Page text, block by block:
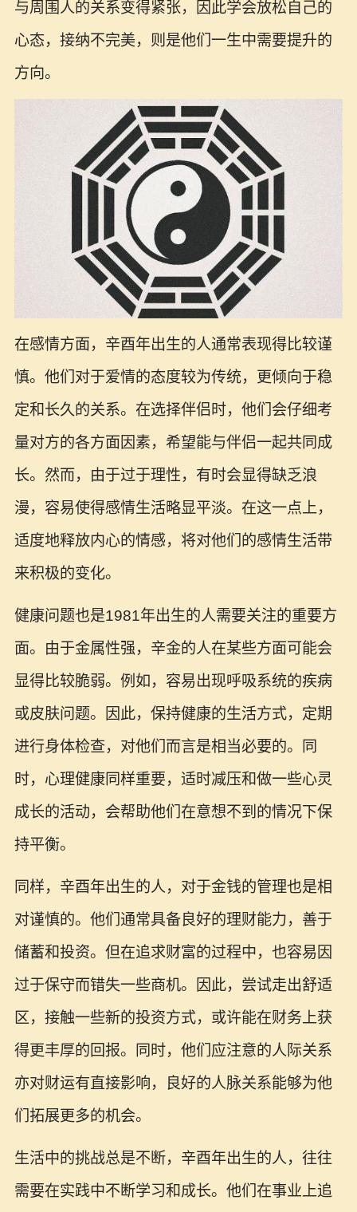
与周围人的关系变得紧张，因此学会放松自己的
心态，接纳不完美，则是他们一生中需要提升的
方向。
在感情方面，辛酉年出生的人通常表现得比较谨
慎。他们对于爱情的态度较为传统，更倾向于稳
定和长久的关系。在选择伴侣时，他们会仔细考
量对方的各方面因素，希望能与伴侣一起共同成
长。然而，由于过于理性，有时会显得缺乏浪
漫，容易使得感情生活略显平淡。在这一点上，
适度地释放内心的情感，将对他们的感情生活带
来积极的变化。
健康问题也是1981年出生的人需要关注的重要方
面。由于金属性强，辛金的人在某些方面可能会
显得比较脆弱。例如，容易出现呼吸系统的疾病
或皮肤问题。因此，保持健康的生活方式，定期
进行身体检查，对他们而言是相当必要的。同
时，心理健康同样重要，适时减压和做一些心灵
成长的活动，会帮助他们在意想不到的情况下保
持平衡。
同样，辛酉年出生的人，对于金钱的管理也是相
对谨慎的。他们通常具备良好的理财能力，善于
储蓄和投资。但在追求财富的过程中，也容易因
过于保守而错失一些商机。因此，尝试走出舒适
区，接触一些新的投资方式，或许能在财务上获
得更丰厚的回报。同时，他们应注意的人际关系
亦对财运有直接影响，良好的人脉关系能够为他
们拓展更多的机会。
生活中的挑战总是不断，辛酉年出生的人，往往
需要在实践中不断学习和成长。他们在事业上追